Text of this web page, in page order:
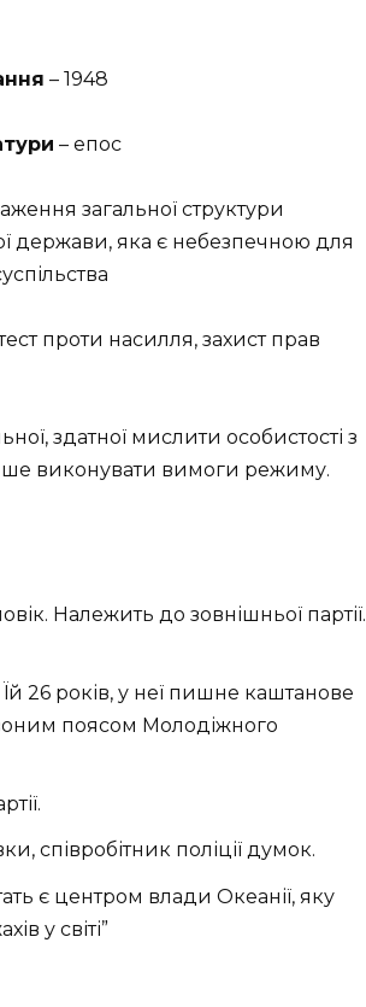
– 1948
– епос
загальної структури
держави, яка є небезпечною для
проти насилля, захист прав
здатної мислити особистості з
виконувати вимоги режиму.
Належить до зовнішньої партії.
26 років, у неї пишне каштанове
поясом Молодіжного
співробітник поліції думок.
є центром влади Океанії, яку
у світі”